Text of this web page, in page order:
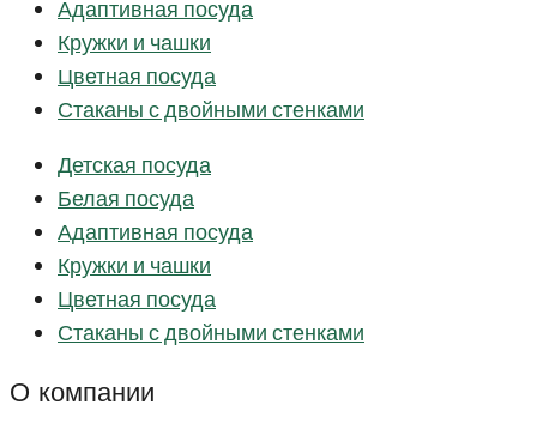
Адаптивная посуда
Кружки и чашки
Цветная посуда
Стаканы с двойными стенками
Детская посуда
Белая посуда
Адаптивная посуда
Кружки и чашки
Цветная посуда
Стаканы с двойными стенками
О компании